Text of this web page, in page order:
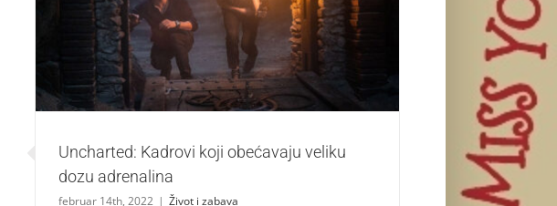
Uncharted: Kadrovi koji obećavaju veliku dozu adrenalina
Život i zabava
Uncharted: Kadrovi koji obećavaju veliku
dozu adrenalina
februar 14th, 2022 | Život i zabava